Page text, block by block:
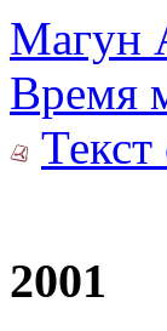
Магун
Время
Текст
2001